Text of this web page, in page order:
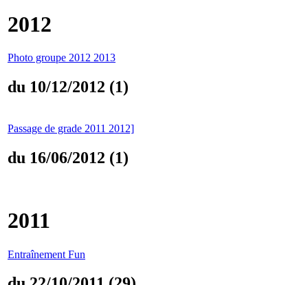
2012
Photo groupe 2012 2013
du 10/12/2012 (1)
Passage de grade 2011 2012]
du 16/06/2012 (1)
2011
Entraînement Fun